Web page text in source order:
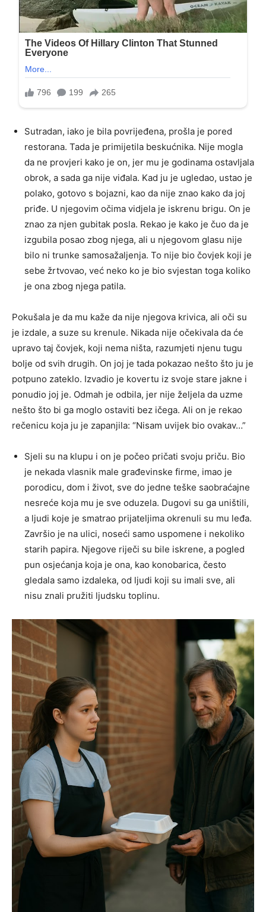
Sutradan, iako je bila povrijeđena, prošla je pored
restorana. Tada je primijetila beskućnika. Nije mogla
da ne provjeri kako je on, jer mu je godinama ostavljala
obrok, a sada ga nije viđala. Kad ju je ugledao, ustao je
polako, gotovo s bojazni, kao da nije znao kako da joj
priđe. U njegovim očima vidjela je iskrenu brigu. On je
znao za njen gubitak posla. Rekao je kako je čuo da je
izgubila posao zbog njega, ali u njegovom glasu nije
bilo ni trunke samosažaljenja. To nije bio čovjek koji je
sebe žrtvovao, već neko ko je bio svjestan toga koliko
je ona zbog njega patila.
Pokušala je da mu kaže da nije njegova krivica, ali oči su
je izdale, a suze su krenule. Nikada nije očekivala da će
upravo taj čovjek, koji nema ništa, razumjeti njenu tugu
bolje od svih drugih. On joj je tada pokazao nešto što ju je
potpuno zateklo. Izvadio je kovertu iz svoje stare jakne i
ponudio joj je. Odmah je odbila, jer nije željela da uzme
nešto što bi ga moglo ostaviti bez ičega. Ali on je rekao
rečenicu koja ju je zapanjila: “Nisam uvijek bio ovakav…”
Sjeli su na klupu i on je počeo pričati svoju priču. Bio
je nekada vlasnik male građevinske firme, imao je
porodicu, dom i život, sve do jedne teške saobraćajne
nesreće koja mu je sve oduzela. Dugovi su ga uništili,
a ljudi koje je smatrao prijateljima okrenuli su mu leđa.
Završio je na ulici, noseći samo uspomene i nekoliko
starih papira. Njegove riječi su bile iskrene, a pogled
pun osjećanja koja je ona, kao konobarica, često
gledala samo izdaleka, od ljudi koji su imali sve, ali
nisu znali pružiti ljudsku toplinu.